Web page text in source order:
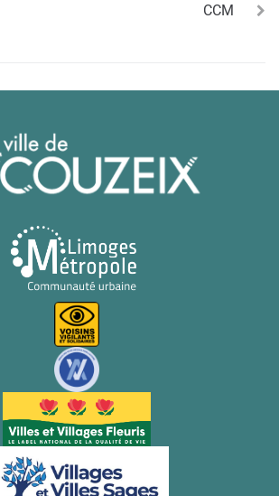
CCM